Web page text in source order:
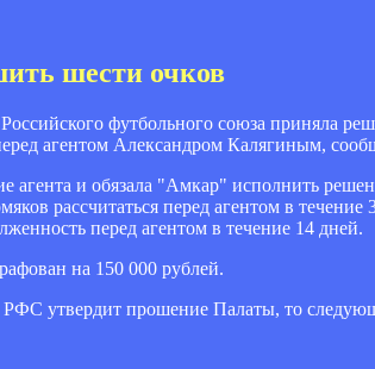
шести очков
футбольного союза приняла
агентом Александром Калягиным,
агента и обязала "Амкар" исполнить
рассчитаться перед агентом в
перед агентом в течение 14 дней.
на 150 000 рублей.
утвердит прошение Палаты, то